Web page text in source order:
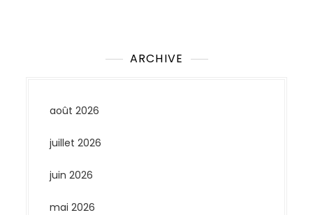
ARCHIVE
août 2026
juillet 2026
juin 2026
mai 2026